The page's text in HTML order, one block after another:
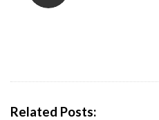
Related Posts: